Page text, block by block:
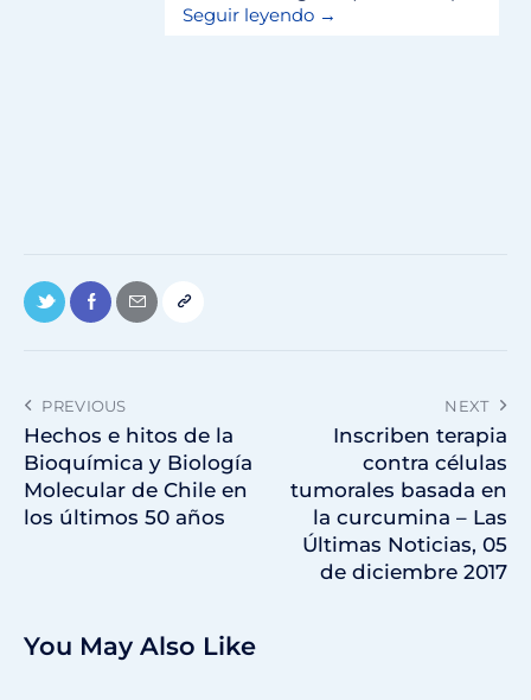
Seguir leyendo →
PREVIOUS
Hechos e hitos de la
Bioquímica y Biología
Molecular de Chile en
los últimos 50 años
NEXT
Inscriben terapia
contra células
tumorales basada en
la curcumina – Las
Últimas Noticias, 05
de diciembre 2017
You May Also Like